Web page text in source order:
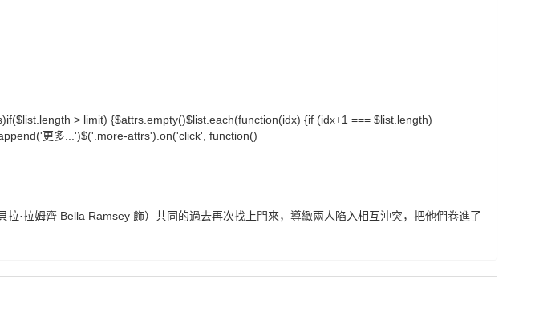
> limit) {$attrs.empty()$list.each(function(idx) {if (idx+1 === $list.length)
更多...')$('.more-attrs').on('click', function()
·拉姆齊 Bella Ramsey 飾）共同的過去再次找上門來，導緻兩人陷入相互沖突，把他們卷進了